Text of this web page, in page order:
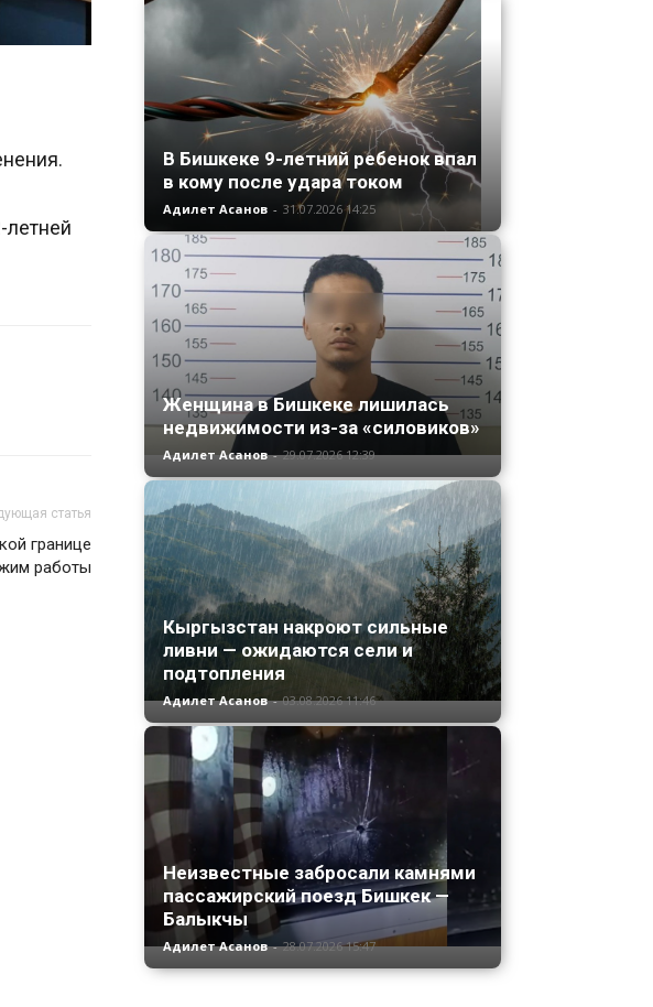
статья
границе
работы
В Бишкеке 9-летний ребенок впал
в кому после удара током
Адилет Асанов - 31.07.2026 14:25
Женщина в Бишкеке лишилась
недвижимости из-за «силовиков»
Адилет Асанов - 29.07.2026 12:39
Кыргызстан накроют сильные
ливни — ожидаются сели и
подтопления
Адилет Асанов - 03.08.2026 11:46
Неизвестные забросали камнями
пассажирский поезд Бишкек —
Балыкчы
Адилет Асанов - 28.07.2026 15:47